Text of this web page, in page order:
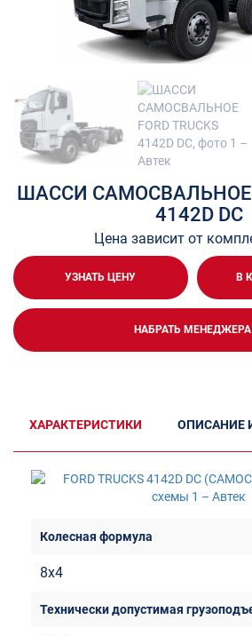
ШАССИ САМОСВАЛЬНОЕ
4142D DC
Цена зависит от
УЗНАТЬ ЦЕНУ В
НАБРАТЬ МЕНЕДЖЕРА
ХАРАКТЕРИСТИКИ ОПИСАНИЕ
8х4